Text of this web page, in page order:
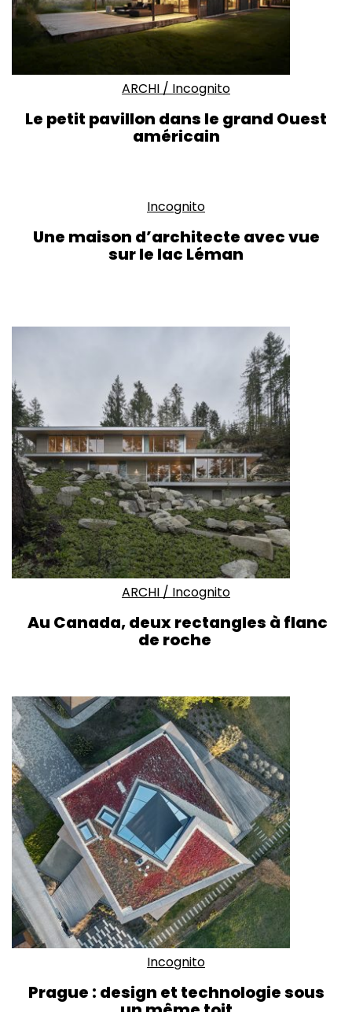
ARCHI / Incognito
Le petit pavillon dans le grand Ouest
américain
Incognito
Une maison d’architecte avec vue
sur le lac Léman
ARCHI / Incognito
Au Canada, deux rectangles à flanc
de roche
Incognito
Prague : design et technologie sous